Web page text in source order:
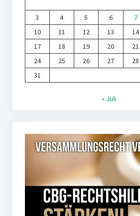
3
4 5 6 7
10
11 12 13 14
17
18 19 20 21
24
25 26 27 28
31
« Juli